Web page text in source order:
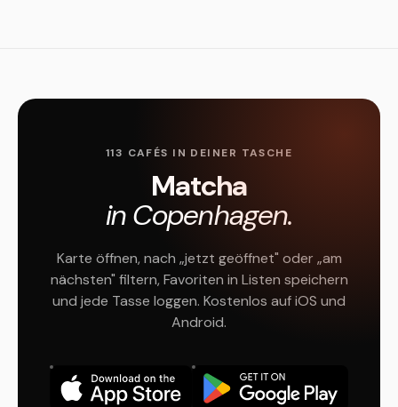
113 CAFÉS IN DEINER TASCHE
Matcha
in Copenhagen.
Karte öffnen, nach „jetzt geöffnet" oder „am
nächsten" filtern, Favoriten in Listen speichern
und jede Tasse loggen. Kostenlos auf iOS und
Android.